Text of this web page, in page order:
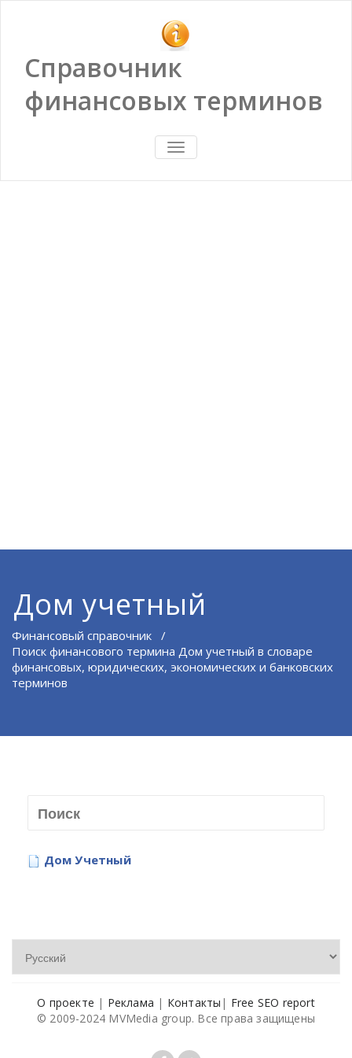
Справочник
финансовых терминов
ПОКАЗАТЬ/
СКРЫТЬ
Дом учетный
Финансовый справочник /
Поиск финансового термина Дом учетный в словаре
финансовых, юридических, экономических и банковских
терминов
Дом Учетный
О проекте | Реклама | Контакты | Free SEO report
© 2009-2024 MVMedia group. Все права защищены